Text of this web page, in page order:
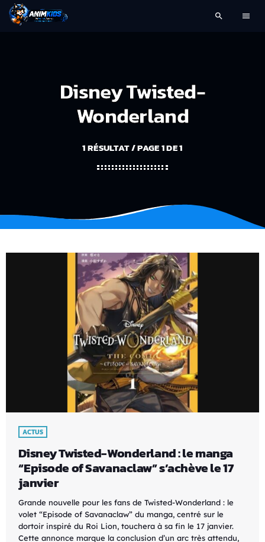
search menu
Disney Twisted-
Wonderland
1 RÉSULTAT / PAGE 1 DE 1
ACTUS
Disney Twisted-Wonderland : le manga
“Episode of Savanaclaw” s’achève le 17
janvier
Grande nouvelle pour les fans de Twisted-Wonderland : le
volet “Episode of Savanaclaw” du manga, centré sur le
dortoir inspiré du Roi Lion, touchera à sa fin le 17 janvier.
Cette annonce marque la conclusion d’un arc très attendu,